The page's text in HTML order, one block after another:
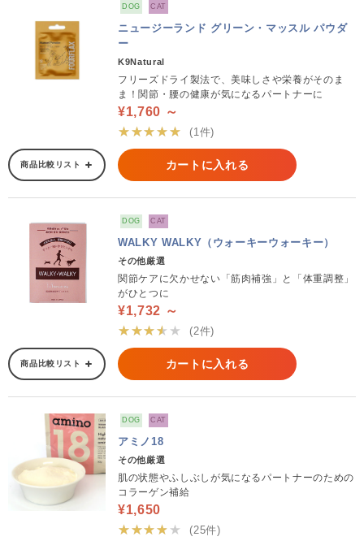
DOG CAT
ニュージーランド グリーン・マッスル パウダ
ー
K9Natural
フリーズドライ製法で、美味しさや栄養がそのま
ま！関節・腰の健康が気になるパートナーに
¥1,760 ～
★★★★★
(1件)
商品比較リスト カートに入れる
DOG CAT
WALKY WALKY（ウォーキーウォーキー）
その他厳選
関節ケアに欠かせない「筋肉補強」と「体重調整」
がひとつに
¥1,732 ～
★★★★★
(2件)
商品比較リスト カートに入れる
DOG CAT
アミノ18
その他厳選
肌の状態やふしぶしが気になるパートナーのための
コラーゲン補給
¥1,650
★★★★★
(25件)